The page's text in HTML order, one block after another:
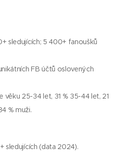
sledujících; 5 400+ fanoušků
FB účtů oslovených
věku 25-34 let, 31 % 35-44 let, 21
% muži.
sledujících (data 2024).